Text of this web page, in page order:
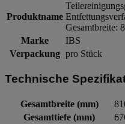
Produktname
Gesamtbreite:
Marke
IBS
Verpackung pro Stück
Technische
Gesamtbreite (mm)
Gesamttiefe (mm)